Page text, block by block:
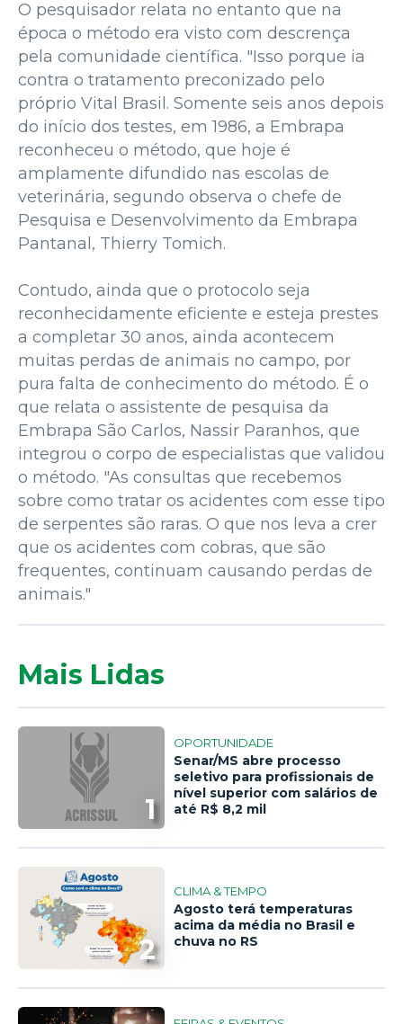
O pesquisador relata no entanto que na
época o método era visto com descrença
pela comunidade científica. "Isso porque ia
contra o tratamento preconizado pelo
próprio Vital Brasil. Somente seis anos depois
do início dos testes, em 1986, a Embrapa
reconheceu o método, que hoje é
amplamente difundido nas escolas de
veterinária, segundo observa o chefe de
Pesquisa e Desenvolvimento da Embrapa
Pantanal, Thierry Tomich.
Contudo, ainda que o protocolo seja
reconhecidamente eficiente e esteja prestes
a completar 30 anos, ainda acontecem
muitas perdas de animais no campo, por
pura falta de conhecimento do método. É o
que relata o assistente de pesquisa da
Embrapa São Carlos, Nassir Paranhos, que
integrou o corpo de especialistas que validou
o método. "As consultas que recebemos
sobre como tratar os acidentes com esse tipo
de serpentes são raras. O que nos leva a crer
que os acidentes com cobras, que são
frequentes, continuam causando perdas de
animais."
Mais Lidas
1
OPORTUNIDADE
Senar/MS abre processo
seletivo para profissionais de
nível superior com salários de
até R$ 8,2 mil
2
CLIMA & TEMPO
Agosto terá temperaturas
acima da média no Brasil e
chuva no RS